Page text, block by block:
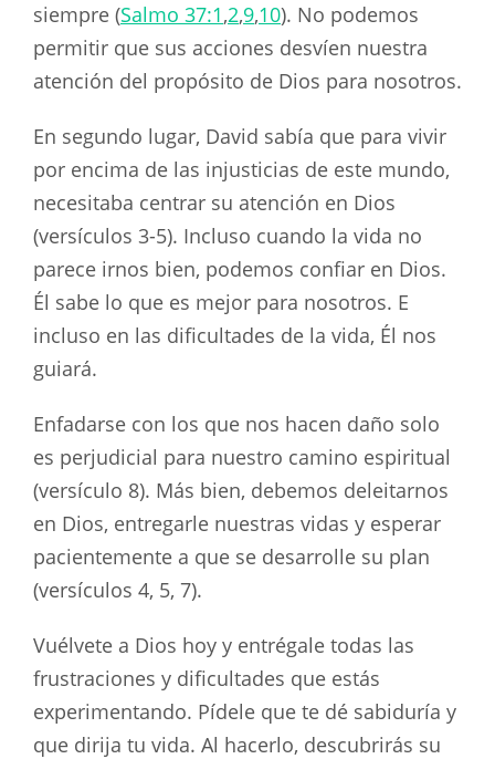
siempre (Salmo 37:1,2,9,10). No podemos
permitir que sus acciones desvíen nuestra
atención del propósito de Dios para nosotros.
En segundo lugar, David sabía que para vivir
por encima de las injusticias de este mundo,
necesitaba centrar su atención en Dios
(versículos 3-5). Incluso cuando la vida no
parece irnos bien, podemos confiar en Dios.
Él sabe lo que es mejor para nosotros. E
incluso en las dificultades de la vida, Él nos
guiará.
Enfadarse con los que nos hacen daño solo
es perjudicial para nuestro camino espiritual
(versículo 8). Más bien, debemos deleitarnos
en Dios, entregarle nuestras vidas y esperar
pacientemente a que se desarrolle su plan
(versículos 4, 5, 7).
Vuélvete a Dios hoy y entrégale todas las
frustraciones y dificultades que estás
experimentando. Pídele que te dé sabiduría y
que dirija tu vida. Al hacerlo, descubrirás su